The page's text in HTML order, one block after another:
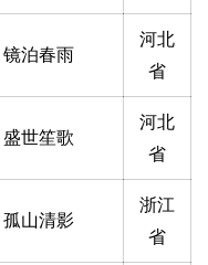
镜泊春雨
河北
省
盛世笙歌
河北
省
孤山清影
浙江
省